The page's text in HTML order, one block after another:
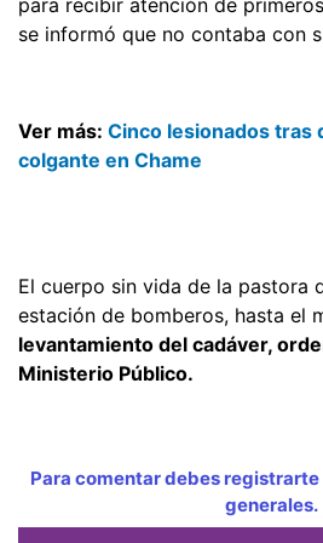
se informó que no contaba con
Ver más: Cinco lesionados tras
colgante en Chame
El cuerpo sin vida de la pastora
estación de bomberos, hasta el
levantamiento del cadáver,
Ministerio Público.
Para comentar debes
generales.